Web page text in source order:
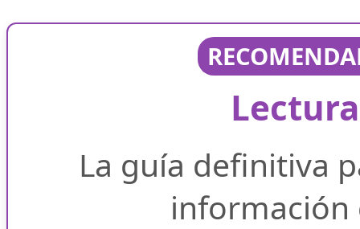
La guía definitiva
información